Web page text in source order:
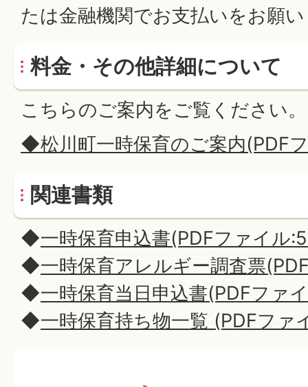
たは金融機関でお支払いをお願
料金・その他詳細について
こちらのご案内をご覧ください。
◆松川町一時保育のご案内(PDF
関連書類
◆一時保育申込書(PDFファイル
◆一時保育アレルギー調査票
◆一時保育当日申込書(PDFファ
◆一時保育持ち物一覧 (PDFファ